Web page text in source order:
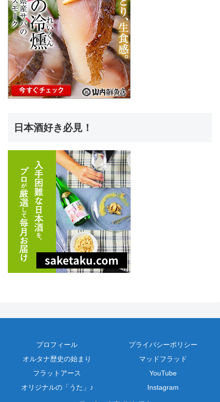
日本酒好き必見！
プロフィール
プライバシーポリシー
オルタナ歴史の始まり
マッドフラッド
フラットアース
YouTube
オリジナルの「うた」♪
Instagram